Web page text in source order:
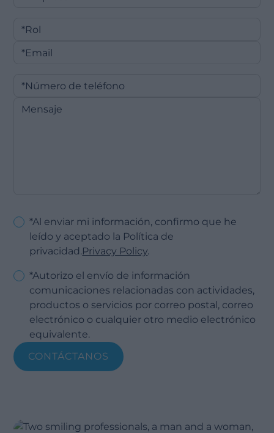
*Al enviar mi información, confirmo que he
leído y aceptado la Política de
privacidad.Privacy Policy.
*Autorizo el envío de información
comunicaciones relacionadas con actividades,
productos o servicios por correo postal, correo
electrónico o cualquier otro medio electrónico
equivalente.